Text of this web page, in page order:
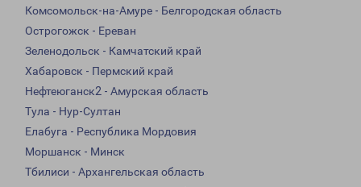
Комсомольск-на-Амуре - Белгородская область
Острогожск - Ереван
Зеленодольск - Камчатский край
Хабаровск - Пермский край
Нефтеюганск2 - Амурская область
Тула - Нур-Султан
Елабуга - Республика Мордовия
Моршанск - Минск
Тбилиси - Архангельская область